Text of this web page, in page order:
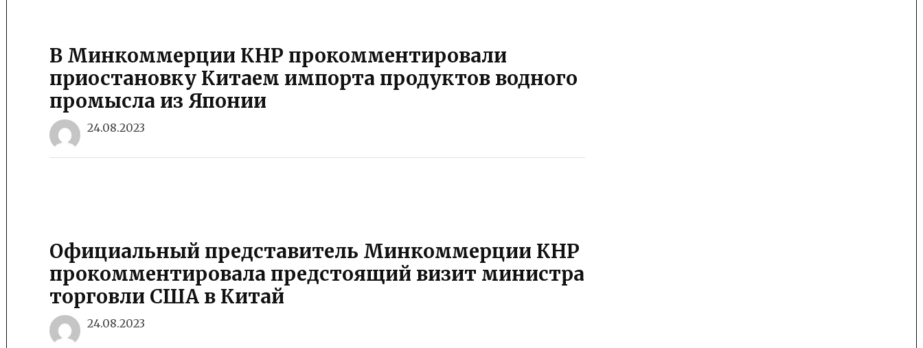
В Минкоммерции КНР прокомментировали
приостановку Китаем импорта продуктов водного
промысла из Японии
24.08.2023
Официальный представитель Минкоммерции КНР
прокомментировала предстоящий визит министра
торговли США в Китай
24.08.2023